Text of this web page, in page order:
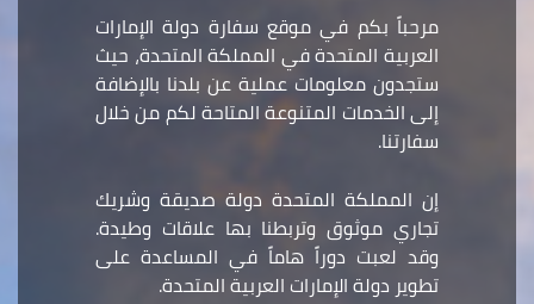
مرحباً بكم في موقع سفارة دولة الإمارات
العربية المتحدة في المملكة المتحدة، حيث
ستجدون معلومات عملية عن بلدنا بالإضافة
إلى الخدمات المتنوعة المتاحة لكم من خلال
سفارتنا.
إن المملكة المتحدة دولة صديقة وشريك
تجاري موثوق وتربطنا بها علاقات وطيدة.
وقد لعبت دوراً هاماً في المساعدة على
تطوير دولة الإمارات العربية المتحدة.